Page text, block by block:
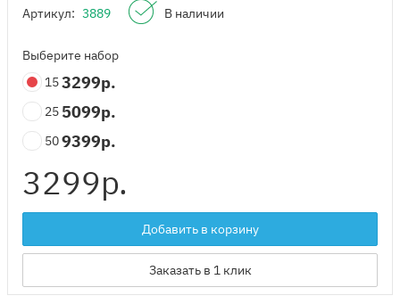
Артикул: 3889 В наличии
Выберите набор
153299р.
25 5099р.
509399р.
3299р.
Добавить в корзину
Заказать в 1 клик